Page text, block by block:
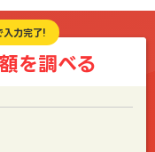
入力完了!
を調べる